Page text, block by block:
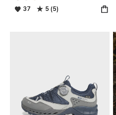
37 5 (5)